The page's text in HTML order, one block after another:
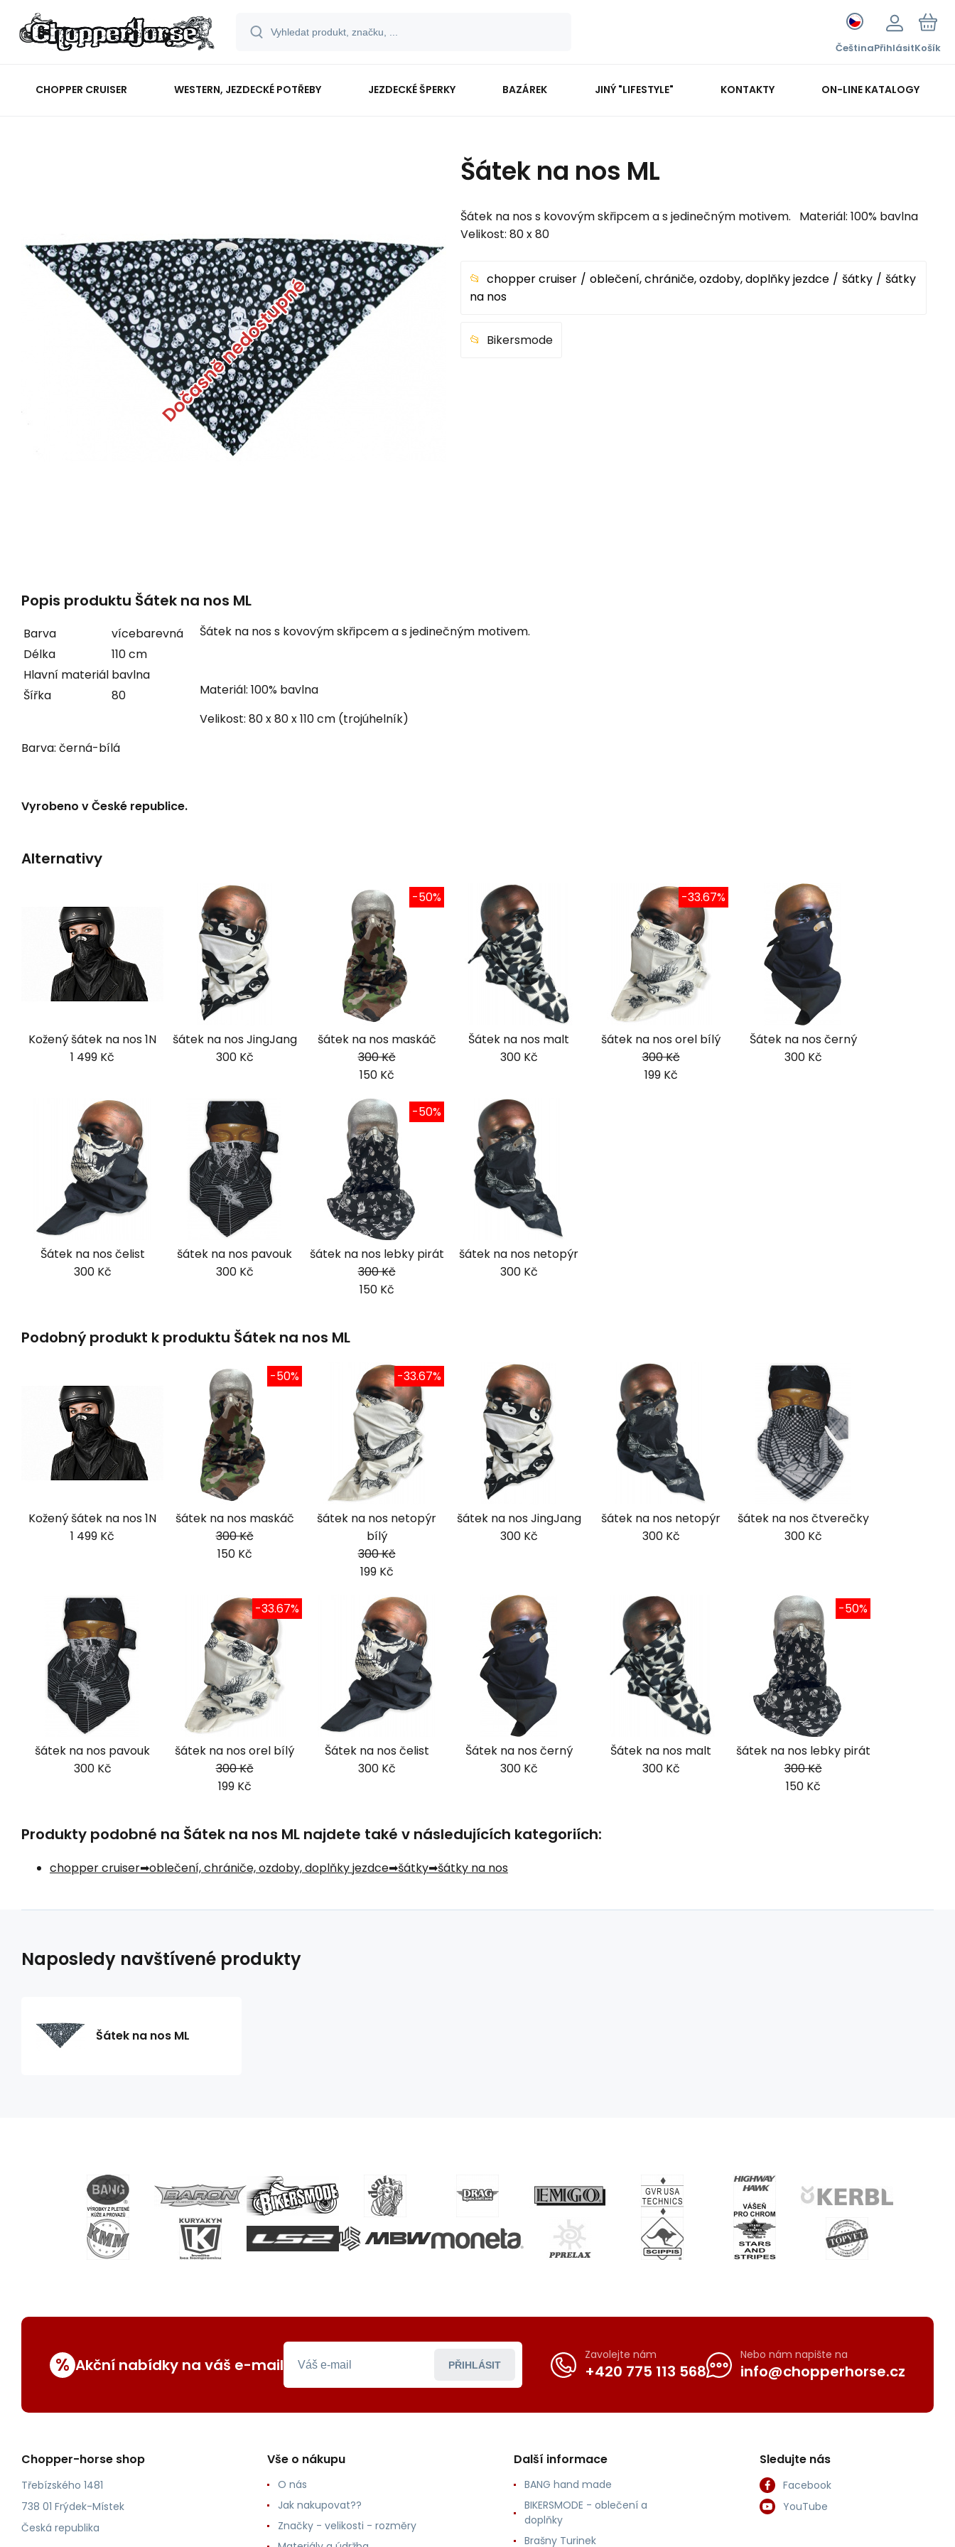
ČeštinaPřihlásitKošík
CHOPPER CRUISER WESTERN, JEZDECKÉ POTŘEBY JEZDECKÉ ŠPERKY BAZÁREK JINÝ "LIFESTYLE" KONTAKTY ON-LINE KATALOGY
Dočasně nedostupné
Šátek na nos ML
Šátek na nos s kovovým skřipcem a s jedinečným motivem. Materiál: 100% bavlna
Velikost: 80 x 80
chopper cruiser oblečení, chrániče, ozdoby, doplňky jezdce šátky
šátky
na nos
Bikersmode
Popis produktu Šátek na nos ML
Barva
vícebarevná
Délka
110 cm
Hlavní materiál bavlna
Šířka
80
Šátek na nos s kovovým skřipcem a s jedinečným motivem.
Materiál: 100% bavlna
Velikost: 80 x 80 x 110 cm (trojúhelník)
Barva: černá-bílá
Vyrobeno v České republice.
Alternativy
Kožený šátek na nos 1N
1 499 Kč
šátek na nos JingJang
300 Kč
šátek na nos maskáč
-50%
300 Kč
150 Kč
Šátek na nos malt
300 Kč
šátek na nos orel bílý
-33.67%
300 Kč
199 Kč
Šátek na nos černý
300 Kč
Šátek na nos čelist
300 Kč
šátek na nos pavouk
300 Kč
šátek na nos lebky pirát
-50%
300 Kč
150 Kč
šátek na nos netopýr
300 Kč
Podobný produkt k produktu Šátek na nos ML
Kožený šátek na nos 1N
1 499 Kč
šátek na nos maskáč
-50%
300 Kč
150 Kč
šátek na nos netopýr
bílý
-33.67%
300 Kč
199 Kč
šátek na nos JingJang
300 Kč
šátek na nos netopýr
300 Kč
šátek na nos čtverečky
300 Kč
šátek na nos pavouk
300 Kč
šátek na nos orel bílý
-33.67%
300 Kč
199 Kč
Šátek na nos čelist
300 Kč
Šátek na nos černý
300 Kč
Šátek na nos malt
300 Kč
šátek na nos lebky pirát
-50%
300 Kč
150 Kč
Produkty podobné na Šátek na nos ML najdete také v následujících kategoriích:
chopper cruiser oblečení, chrániče, ozdoby, doplňky jezdce šátky šátky na nos
Naposledy navštívené produkty
Šátek na nos ML
% Akční nabídky na váš e-mail PŘIHLÁSIT
Zavolejte nám
+420 775 113 568
Nebo nám napište na
info@chopperhorse.cz
Chopper-horse shop
Třebízského 1481
738 01 Frýdek-Místek
Česká republika
Vše o nákupu
O nás
Jak nakupovat??
Značky - velikosti - rozměry
Další informace
BANG hand made
BIKERSMODE - oblečení a
doplňky
Brašny Turinek
Sledujte nás
Facebook
YouTube